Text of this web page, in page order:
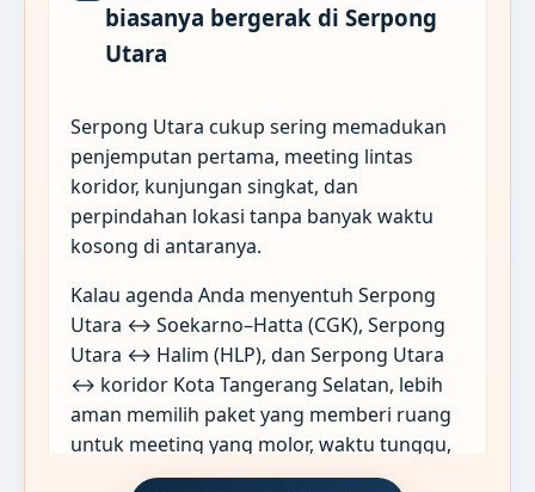
biasanya bergerak di Serpong
Utara
Serpong Utara cukup sering memadukan
penjemputan pertama, meeting lintas
koridor, kunjungan singkat, dan
perpindahan lokasi tanpa banyak waktu
kosong di antaranya.
Kalau agenda Anda menyentuh Serpong
Utara ↔ Soekarno–Hatta (CGK), Serpong
Utara ↔ Halim (HLP), dan Serpong Utara
↔ koridor Kota Tangerang Selatan, lebih
aman memilih paket yang memberi ruang
untuk meeting yang molor, waktu tunggu,
dan titik singgah tambahan sejak briefing